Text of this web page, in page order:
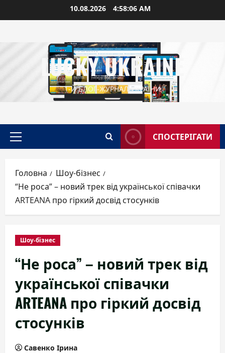
до
10.08.2026 4:58:07 AM
LUCKY UKRAINE
1-Й БЛОГ-ЖУРНАЛ УКРАЇНИ
Головне
СПОСТЕРІГАТИ
Головна
Шоу-бізнес
“Не роса” – новий трек від української співачки
ARTEANA про гіркий досвід стосунків
Шоу-бізнес
“Не роса” – новий трек від
української співачки
ARTEANA про гіркий досвід
стосунків
Савенко Ірина